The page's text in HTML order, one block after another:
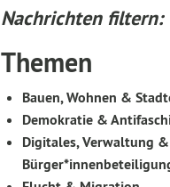
Nachrichten filtern:
Themen
Bauen, Wohnen &
Demokratie &
Digitales, Verwaltung &